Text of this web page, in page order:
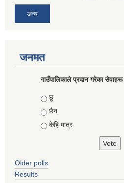
अन्य
जनमत
गाउँपालिकाले प्रदान गरेका
Choices
छु
छैन
केहि मात्र
Older polls
Results